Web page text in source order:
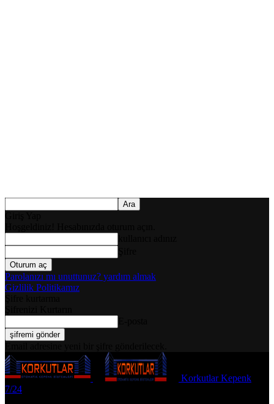
Parolanızı mı unuttunuz? yardım almak
Gizlilik Politikamız
Korkutlar Kepenk
7/24